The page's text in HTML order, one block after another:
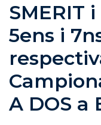
SMERIT i
5ens i
A DOS a